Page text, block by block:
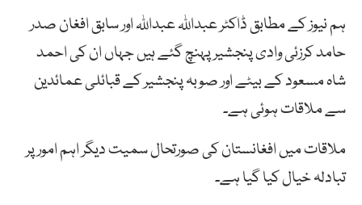
ہم نیوز کے مطابق ڈاکٹر عبداللہ عبداللہ اور سابق افغان صدر
حامد کرزئی وادی پنجشیر پہنچ گئے ہیں جہاں ان کی احمد
شاہ مسعود کے بیٹے اور صوبہ پنجشیر کے قبائلی عمائدین
سے ملاقات ہوئی ہے۔
ملاقات میں افغانستان کی صورتحال سمیت دیگر اہم امور پر
تبادلہ خیال کیا گیا ہے۔